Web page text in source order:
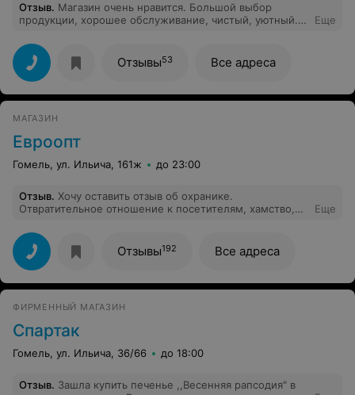
Отзыв. Магазин очень нравится. Большой выбор
продукции, хорошее обслуживание, чистый, уютный.
Еще
Отзывы53 Все адреса
МАГАЗИН
Евроопт
Гомель, ул. Ильича, 161ж до 23:00
Отзыв. Хочу оставить отзыв об охранике.
Отвратительное отношение к посетителям, хамство,
разговаривает на повышенных тонах в приказном
порядке, разговаривает с посетителями на "ты". Грубит
посетителям без причины.
Еще
Отзывы192 Все адреса
ФИРМЕННЫЙ МАГАЗИН
Спартак
Гомель, ул. Ильича, 36/66 до 18:00
Отзыв. Зашла купить печенье ,,Весенняя рапсодия" в